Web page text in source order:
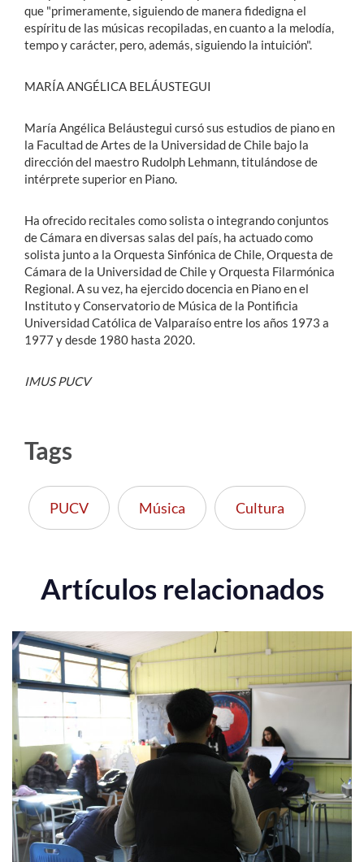
que "primeramente, siguiendo de manera fidedigna el
espíritu de las músicas recopiladas, en cuanto a la melodía,
tempo y carácter, pero, además, siguiendo la intuición".
MARÍA ANGÉLICA BELÁUSTEGUI
María Angélica Beláustegui cursó sus estudios de piano en
la Facultad de Artes de la Universidad de Chile bajo la
dirección del maestro Rudolph Lehmann, titulándose de
intérprete superior en Piano.
Ha ofrecido recitales como solista o integrando conjuntos
de Cámara en diversas salas del país, ha actuado como
solista junto a la Orquesta Sinfónica de Chile, Orquesta de
Cámara de la Universidad de Chile y Orquesta Filarmónica
Regional. A su vez, ha ejercido docencia en Piano en el
Instituto y Conservatorio de Música de la Pontificia
Universidad Católica de Valparaíso entre los años 1973 a
1977 y desde 1980 hasta 2020.
IMUS PUCV
Tags
PUCV Música Cultura
Artículos relacionados